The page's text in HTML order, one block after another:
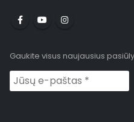
Gaukite visus naujausius